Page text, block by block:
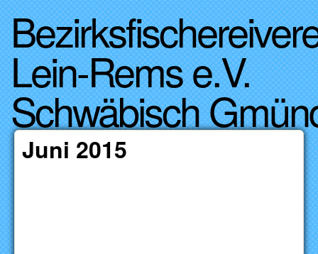
Direkt zum Inhalt
Lein-Rems e.V.
Schwäbisch
Juni 2015